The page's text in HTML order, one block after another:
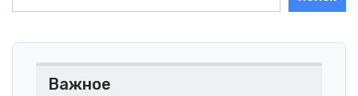
Важное